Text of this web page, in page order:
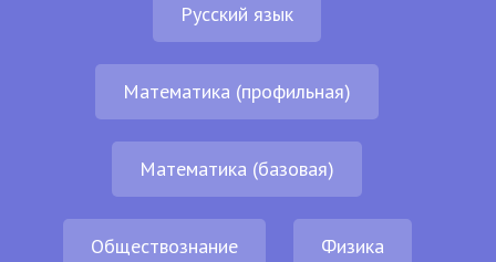
Русский язык
Математика (профильная)
Математика (базовая)
Обществознание Физика